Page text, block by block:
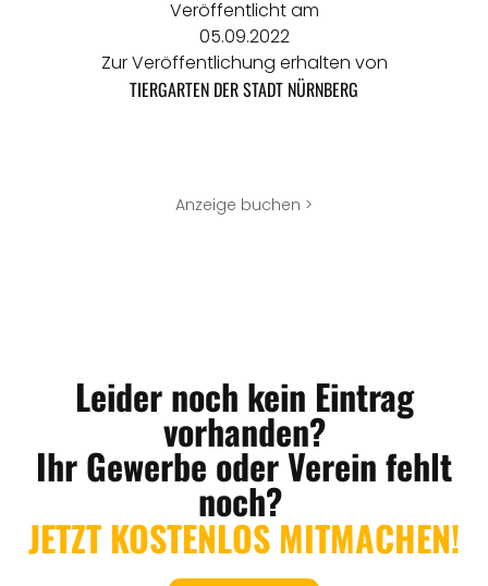
Veröffentlicht am
05.09.2022
Zur Veröffentlichung erhalten von
TIERGARTEN DER STADT NÜRNBERG
Anzeige buchen >
Leider noch kein Eintrag
vorhanden?
Ihr Gewerbe oder Verein fehlt
noch?
JETZT KOSTENLOS MITMACHEN!